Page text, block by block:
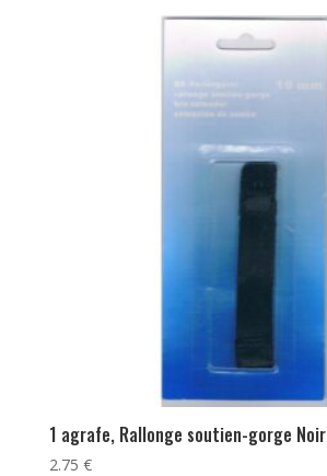
1 agrafe, Rallonge soutien-gorge Noir
2.75 €